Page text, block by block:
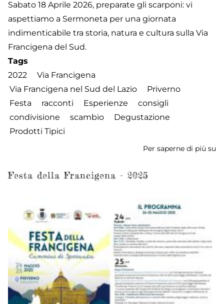
Sabato 18 Aprile 2026, preparate gli scarponi: vi
aspettiamo a Sermoneta per una giornata
indimenticabile tra storia, natura e cultura sulla Via
Francigena del Sud.
Tags
2022
Via Francigena
Via Francigena nel Sud del Lazio
Priverno
Festa
racconti Esperienze
consigli
condivisione
scambio
Degustazione
Prodotti Tipici
Per saperne di più su
Festa della Francigena - 2025